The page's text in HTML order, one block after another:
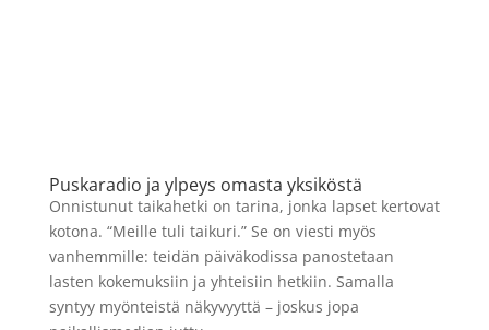
Puskaradio ja ylpeys omasta yksiköstä
Onnistunut taikahetki on tarina, jonka lapset kertovat
kotona. “Meille tuli taikuri.” Se on viesti myös
vanhemmille: teidän päiväkodissa panostetaan
lasten kokemuksiin ja yhteisiin hetkiin. Samalla
syntyy myönteistä näkyvyyttä – joskus jopa